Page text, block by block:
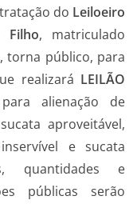
do Leiloeiro
Filho, matriculado
torna público, para
realizará LEILÃO
para alienação de
aproveitável,
e sucata
quantidades e
públicas serão